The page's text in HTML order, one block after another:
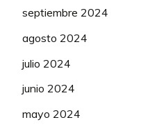
septiembre 2024
agosto 2024
julio 2024
junio 2024
mayo 2024